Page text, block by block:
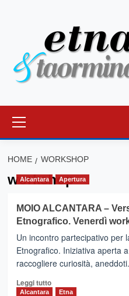
principale
HOME WORKSHOP
workshop
Alcantara Apertura
MOIO ALCANTARA –
Etnografico. Venerdì
Un incontro partecipativo per
Etnografico. Iniziativa aperta
raccogliere curiosità,
Leggi tuttoLeggi
Alcantara Etna